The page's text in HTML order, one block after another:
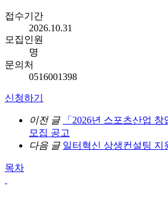
접수기간
2026.10.31
모집인원
명
문의처
0516001398
신청하기
이전 글
「2026년 스포츠산업
모집 공고
다음 글 일터혁신 상생컨설팅 지
목차